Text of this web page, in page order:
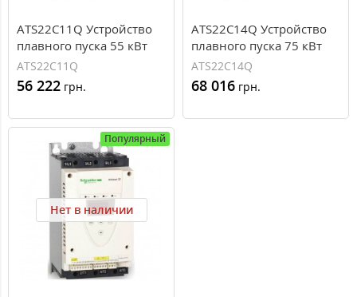
ATS22C11Q Устройство
плавного пуска 55 кВт
Schneider Electric ATS22
ATS22C11Q
56 222 грн.
ATS22C14Q Устройство
плавного пуска 75 кВт
Schneider Electric ATS22
ATS22C14Q
68 016 грн.
Популярный
Нет в наличии